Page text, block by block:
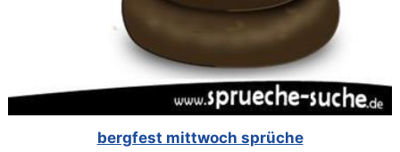
bergfest mittwoch sprüche